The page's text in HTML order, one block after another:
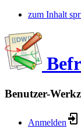
zum Inhalt
Benutzer-
Anmelden